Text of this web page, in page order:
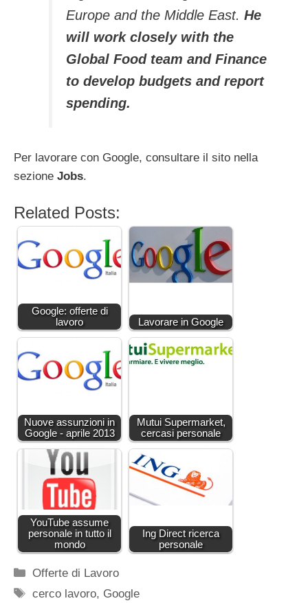
Europe and the Middle East. He
will work closely with the
Global Food team and Finance
to develop budgets and report
spending.
Per lavorare con Google, consultare il sito nella
sezione Jobs.
Related Posts:
Google: offerte di
lavoro
Lavorare in Google
Nuove assunzioni in
Google - aprile 2013
Mutui Supermarket,
cercasi personale
YouTube assume
personale in tutto il
mondo
Ing Direct ricerca
personale
Categorie
Offerte di Lavoro
Tag
cerco lavoro, Google